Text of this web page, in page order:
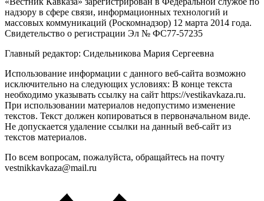
надзору в сфере связи, информационных технологий и
массовых коммуникаций (Роскомнадзор) 12 марта 2014 года.
Свидетельство о регистрации Эл № ФС77-57235
Главный редактор: Сидельникова Мария Сергеевна
Использование информации с данного веб-сайта возможно
исключительно на следующих условиях: В конце текста
необходимо указывать ссылку на сайт https://vestikavkaza.ru.
При использовании материалов недопустимо изменение
текстов. Текст должен копироваться в первоначальном виде.
Не допускается удаление ссылки на данный веб-сайт из
текстов материалов.
По всем вопросам, пожалуйста, обращайтесь на почту
vestnikkavkaza@mail.ru